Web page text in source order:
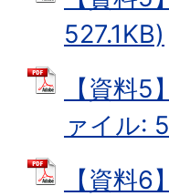
527.1KB)
【資料
ァイル:
【資料